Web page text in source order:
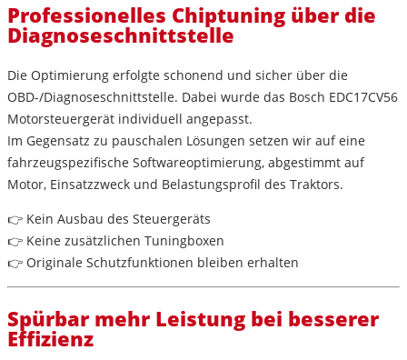
Professionelles Chiptuning über die
Diagnoseschnittstelle
Die Optimierung erfolgte schonend und sicher über die
OBD-/Diagnoseschnittstelle. Dabei wurde das Bosch EDC17CV56
Motorsteuergerät individuell angepasst.
Im Gegensatz zu pauschalen Lösungen setzen wir auf eine
fahrzeugspezifische Softwareoptimierung, abgestimmt auf
Motor, Einsatzzweck und Belastungsprofil des Traktors.
👉 Kein Ausbau des Steuergeräts
👉 Keine zusätzlichen Tuningboxen
👉 Originale Schutzfunktionen bleiben erhalten
Spürbar mehr Leistung bei besserer
Effizienz